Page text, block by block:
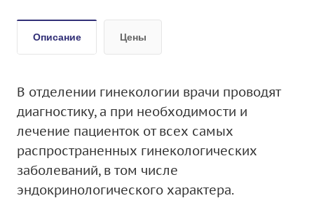
Описание Цены
В отделении гинекологии врачи проводят
диагностику, а при необходимости и
лечение пациенток от всех самых
распространенных гинекологических
заболеваний, в том числе
эндокринологического характера.